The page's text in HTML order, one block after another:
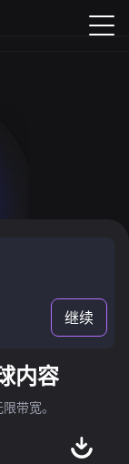
继续
内容
带宽。